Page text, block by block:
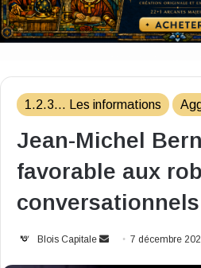
1.2.3... Les informations
Jean-Michel
favorable aux
conversationnels
Blois Capitale
Envoyer7 décembre